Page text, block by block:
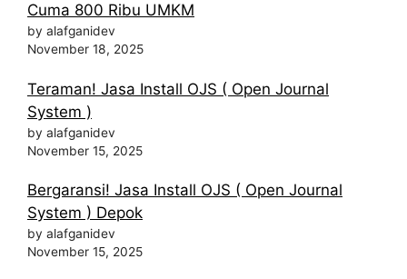
Cuma 800 Ribu UMKM
by alafganidev
November 18, 2025
Teraman! Jasa Install OJS ( Open Journal
System )
by alafganidev
November 15, 2025
Bergaransi! Jasa Install OJS ( Open Journal
System ) Depok
by alafganidev
November 15, 2025